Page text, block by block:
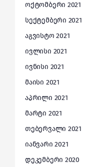
ოქტომბერი 2021
სექტემბერი 2021
აგვისტო 2021
ივლისი 2021
ივნისი 2021
მაისი 2021
აპრილი 2021
მარტი 2021
თებერვალი 2021
იანვარი 2021
დეკემბერი 2020